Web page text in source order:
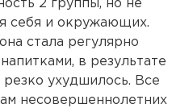
2 группы, но не
себя и окружающих.
стала регулярно
в результате
резко ухудшилось. Все
несовершеннолетних